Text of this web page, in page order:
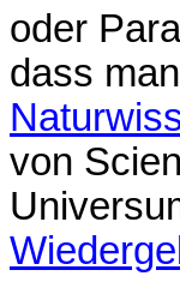
oder
dass
von